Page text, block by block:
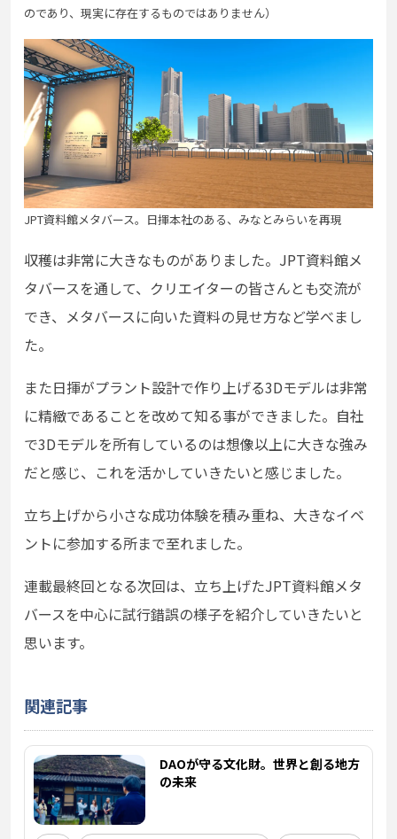
のであり、現実に存在するものではありません）
JPT資料館メタバース。日揮本社のある、みなとみらいを再現
収穫は非常に大きなものがありました。JPT資料館メ
タバースを通して、クリエイターの皆さんとも交流が
でき、メタバースに向いた資料の見せ方など学べまし
た。
また日揮がプラント設計で作り上げる3Dモデルは非常
に精緻であることを改めて知る事ができました。自社
で3Dモデルを所有しているのは想像以上に大きな強み
だと感じ、これを活かしていきたいと感じました。
立ち上げから小さな成功体験を積み重ね、大きなイベ
ントに参加する所まで至れました。
連載最終回となる次回は、立ち上げたJPT資料館メタ
バースを中心に試行錯誤の様子を紹介していきたいと
思います。
関連記事
DAOが守る文化財。世界と創る地方
の未来